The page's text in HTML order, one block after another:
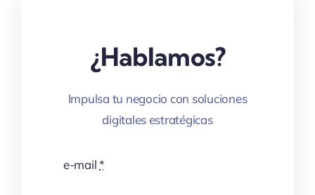
¿Hablamos?
Impulsa tu negocio con soluciones
digitales estratégicas
e-mail*